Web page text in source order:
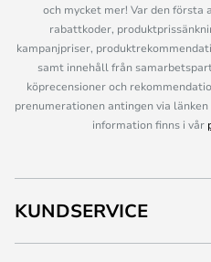
och mycket mer! Var den
rabattkoder,
kampanjpriser,
samt innehåll från
köprecensioner och
prenumerationen antingen via
information finns i vår
KUNDSERVICE